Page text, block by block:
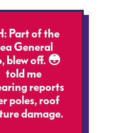
Part of the
General
blew off. 😳
told me
reports
poles, roof
damage.